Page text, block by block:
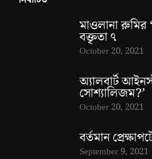
মাওলানা রুমির
বক্তৃতা ৭
October 20, 2021
অ্যালবার্ট
সোশ্যালিজম?’
October 20, 2021
বর্তমান
September 9, 2021